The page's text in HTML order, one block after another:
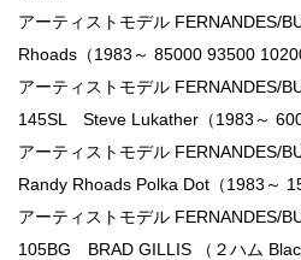
アーティストモデル FERNANDES/
Rhoads（1983～ 85000 93500
アーティストモデル FERNANDES/
145SL Steve Lukather（1983～
アーティストモデル FERNANDES/
Randy Rhoads Polka Dot（1983～
アーティストモデル FERNANDES/
105BG BRAD GILLIS （２ハム